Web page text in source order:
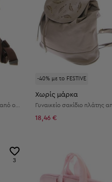
-40% με το FESTIVE
Χωρίς μάρκα
18,46 €
3